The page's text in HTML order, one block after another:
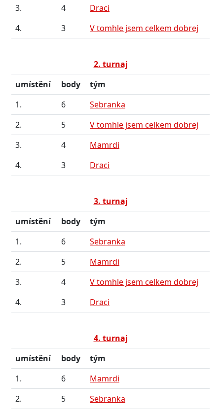
3.
4
Draci
4.
3 V tomhle jsem celkem dobrej
2. turnaj
umístění
body
tým
1.
6
Sebranka
2.
5
V tomhle jsem celkem dobrej
3.
4
Mamrdi
4.
3 Draci
3. turnaj
umístění
body
tým
1.
6
Sebranka
2.
5
Mamrdi
3.
4
V tomhle jsem celkem dobrej
4.
3 Draci
4. turnaj
umístění
body
tým
1.
6
Mamrdi
2.
5
Sebranka